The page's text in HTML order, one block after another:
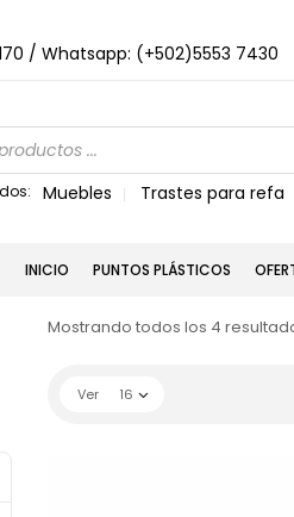
/ Whatsapp: (+502)5553 7430
Muebles Trastes para refa
INICIO PUNTOS PLÁSTICOS
Mostrando todos los 4
Ver 16